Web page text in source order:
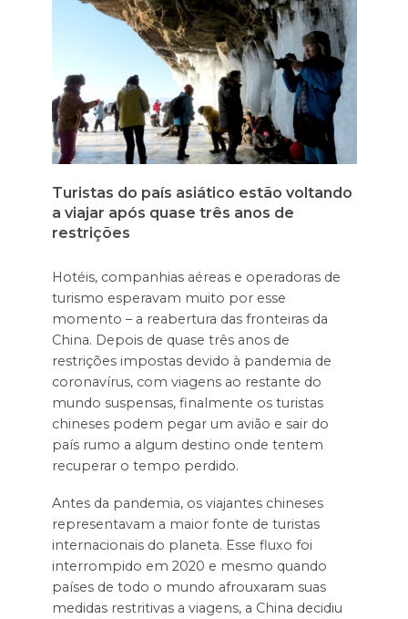
Turistas do país asiático estão voltando
a viajar após quase três anos de
restrições
Hotéis, companhias aéreas e operadoras de
turismo esperavam muito por esse
momento – a reabertura das fronteiras da
China. Depois de quase três anos de
restrições impostas devido à pandemia de
coronavírus, com viagens ao restante do
mundo suspensas, finalmente os turistas
chineses podem pegar um avião e sair do
país rumo a algum destino onde tentem
recuperar o tempo perdido.
Antes da pandemia, os viajantes chineses
representavam a maior fonte de turistas
internacionais do planeta. Esse fluxo foi
interrompido em 2020 e mesmo quando
países de todo o mundo afrouxaram suas
medidas restritivas a viagens, a China decidiu